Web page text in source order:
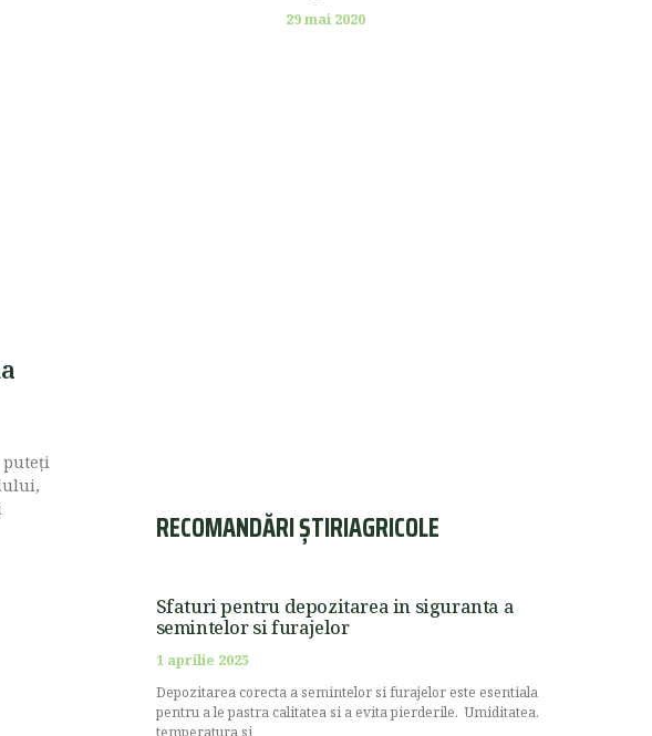
puteți
29 mai 2020
RECOMANDĂRI ȘTIRIAGRICOLE
Sfaturi pentru depozitarea in siguranta a
semintelor si furajelor
1 aprilie 2025
Depozitarea corecta a semintelor si furajelor este esentiala
pentru a le pastra calitatea si a evita pierderile. Umiditatea,
temperatura si